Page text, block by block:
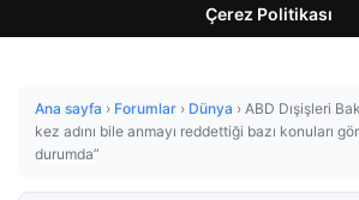
Çerez Politikası
Ana sayfa › Forumlar › Dünya › ABD Dışişleri
kez adını bile anmayı reddettiği bazı konuları
durumda”